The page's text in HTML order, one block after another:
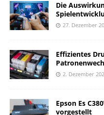
Die
27. Dezember
Effizientes
2. Dezember
Epson Es
vorgestellt